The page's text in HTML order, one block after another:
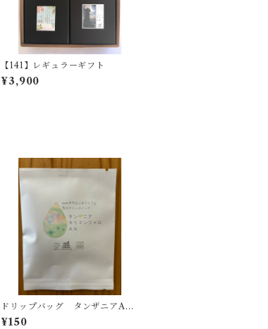
【141】レギュラーギフト
¥3,900
ドリップバッグ タンザニアAA
FAQ
¥150